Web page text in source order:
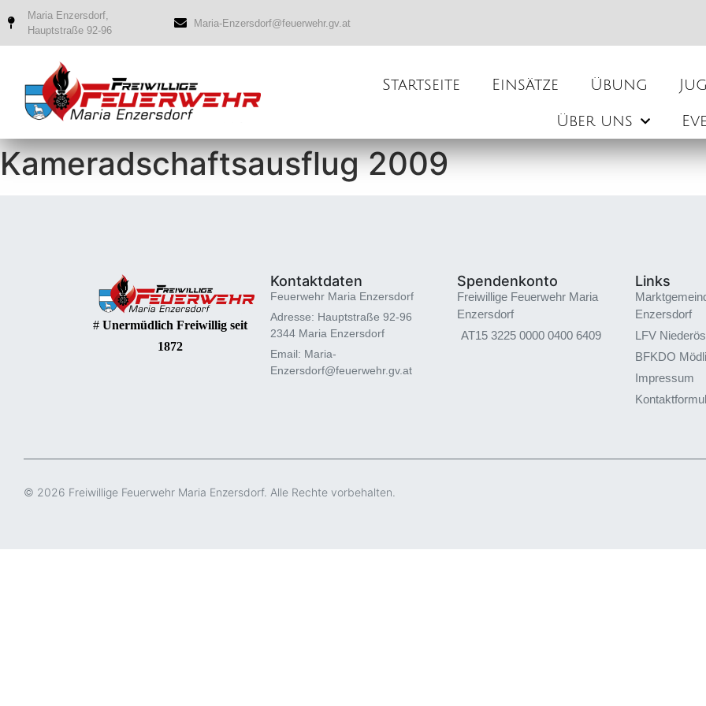
Maria Enzersdorf,
Hauptstraße 92-96
Maria-Enzersdorf@feuerwehr.gv.at
Startseite Einsätze Übung
Über uns
Kameradschaftsausflug 2009
# Unermüdlich Freiwillig seit
1872
Kontaktdaten
Feuerwehr Maria Enzersdorf
Adresse: Hauptstraße 92-96
2344 Maria Enzersdorf
Email: Maria-
Enzersdorf@feuerwehr.gv.at
Spendenkonto
Freiwillige Feuerwehr Maria
Enzersdorf
AT15 3225 0000 0400 6409
Links
Enzersdorf
LFV
BFKDO
Impressum
© 2026 Freiwillige Feuerwehr Maria Enzersdorf. Alle Rechte vorbehalten.